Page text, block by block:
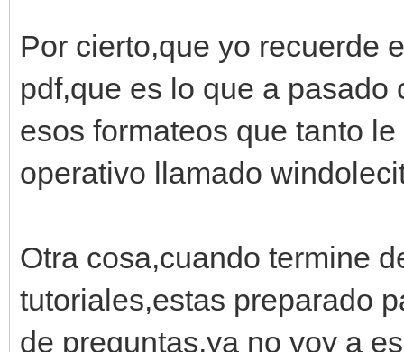
Por cierto,que yo recuerde
pdf,que es lo que a
esos formateos que tanto
operativo llamado
Otra cosa,cuando termine
tutoriales,estas preparado
de preguntas,ya no voy a